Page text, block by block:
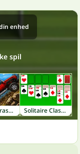
enhed
spil
Offroad Crash Climber 4X4 Solitaire Classic